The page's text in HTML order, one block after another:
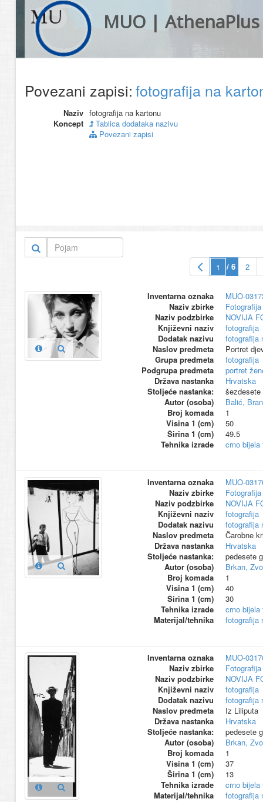
MUO | AthenaPlus
Povezani zapisi:fotografija na
Naziv fotografija na kartonu
Koncept
Tablica dodataka nazivu
Povezani zapisi
/ 6 2
Inventarna oznaka
MUO-
Naziv zbirke
Naziv podzbirke
NOVIJA
Književni naziv
fotografija
Dodatak nazivu
fotografija
Naslov predmeta
Portret
Grupa predmeta
fotografija
Podgrupa predmeta
portret
Država nastanka
Hrvatska
Stoljeće nastanka:
šezdesete
Autor (osoba)
Balić,
Broj komada
1
Visina 1 (cm)
50
Širina 1 (cm)
49.5
Tehnika izrade
crno bijela
Inventarna oznaka
MUO-
Naziv zbirke
Naziv podzbirke
NOVIJA
Književni naziv
fotografija
Dodatak nazivu
fotografija
Naslov predmeta
Čarobne
Država nastanka
Hrvatska
Stoljeće nastanka:
pedesete
Autor (osoba)
Brkan,
Broj komada
1
Visina 1 (cm)
40
Širina 1 (cm)
30
Tehnika izrade
crno bijela
Materijal/tehnika
fotografija
Inventarna oznaka
MUO-
Naziv zbirke
Naziv podzbirke
NOVIJA
Književni naziv
fotografija
Dodatak nazivu
fotografija
Naslov predmeta
Iz Liliputa
Država nastanka
Hrvatska
Stoljeće nastanka:
pedesete
Autor (osoba)
Brkan,
Broj komada
1
Visina 1 (cm)
37
Širina 1 (cm)
13
Tehnika izrade
crno bijela
Materijal/tehnika
fotografija